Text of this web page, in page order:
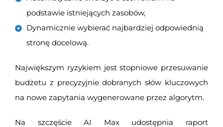
podstawie istniejących zasobów,
Dynamicznie wybierać najbardziej odpowiednią
stronę docelową.
Największym ryzykiem jest stopniowe przesuwanie
budżetu z precyzyjnie dobranych słów kluczowych
na nowe zapytania wygenerowane przez algorytm.
Na szczęście AI Max udostępnia raport